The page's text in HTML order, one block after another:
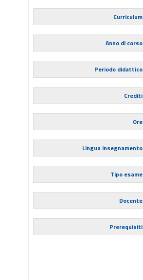
Curriculum
Anno di corso
Periodo didattico
Crediti
Ore
Lingua insegnamento
Tipo esame
Docente
Prerequisiti